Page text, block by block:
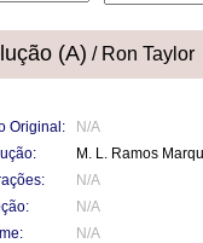
(A) / Ron Taylor
Original:
N/A
M. L. Ramos
N/A
N/A
N/A